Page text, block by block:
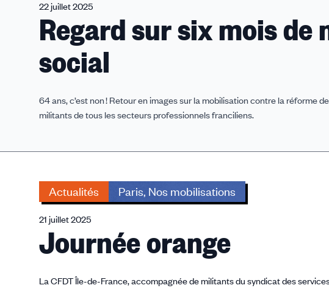
22 juillet 2025
Regard sur six mois de
social
64 ans, c’est non ! Retour en images sur la mobilisation contre la réforme
militants de tous les secteurs professionnels franciliens.
Actualités Paris, Nos mobilisations
21 juillet 2025
Journée orange
La CFDT Île-de-France, accompagnée de militants du syndicat des